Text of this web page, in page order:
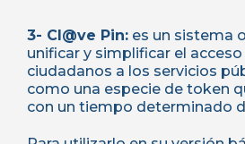
3- Cl@ve Pin: es un sistema
unificar y simplificar el
ciudadanos a los servicios
como una especie de token
con un tiempo determinado